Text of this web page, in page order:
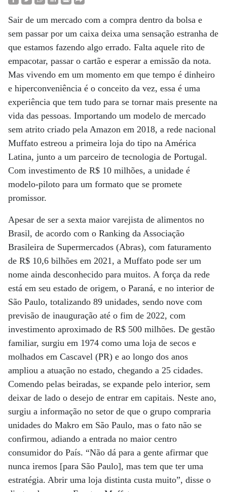
Sair de um mercado com a compra dentro da bolsa e
sem passar por um caixa deixa uma sensação estranha de
que estamos fazendo algo errado. Falta aquele rito de
empacotar, passar o cartão e esperar a emissão da nota.
Mas vivendo em um momento em que tempo é dinheiro
e hiperconveniência é o conceito da vez, essa é uma
experiência que tem tudo para se tornar mais presente na
vida das pessoas. Importando um modelo de mercado
sem atrito criado pela Amazon em 2018, a rede nacional
Muffato estreou a primeira loja do tipo na América
Latina, junto a um parceiro de tecnologia de Portugal.
Com investimento de R$ 10 milhões, a unidade é
modelo-piloto para um formato que se promete
promissor.
Apesar de ser a sexta maior varejista de alimentos no
Brasil, de acordo com o Ranking da Associação
Brasileira de Supermercados (Abras), com faturamento
de R$ 10,6 bilhões em 2021, a Muffato pode ser um
nome ainda desconhecido para muitos. A força da rede
está em seu estado de origem, o Paraná, e no interior de
São Paulo, totalizando 89 unidades, sendo nove com
previsão de inauguração até o fim de 2022, com
investimento aproximado de R$ 500 milhões. De gestão
familiar, surgiu em 1974 como uma loja de secos e
molhados em Cascavel (PR) e ao longo dos anos
ampliou a atuação no estado, chegando a 25 cidades.
Comendo pelas beiradas, se expande pelo interior, sem
deixar de lado o desejo de entrar em capitais. Neste ano,
surgiu a informação no setor de que o grupo compraria
unidades do Makro em São Paulo, mas o fato não se
confirmou, adiando a entrada no maior centro
consumidor do País. “Não dá para a gente afirmar que
nunca iremos [para São Paulo], mas tem que ter uma
estratégia. Abrir uma loja distinta custa muito”, disse o